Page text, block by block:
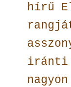
hírű
iránti